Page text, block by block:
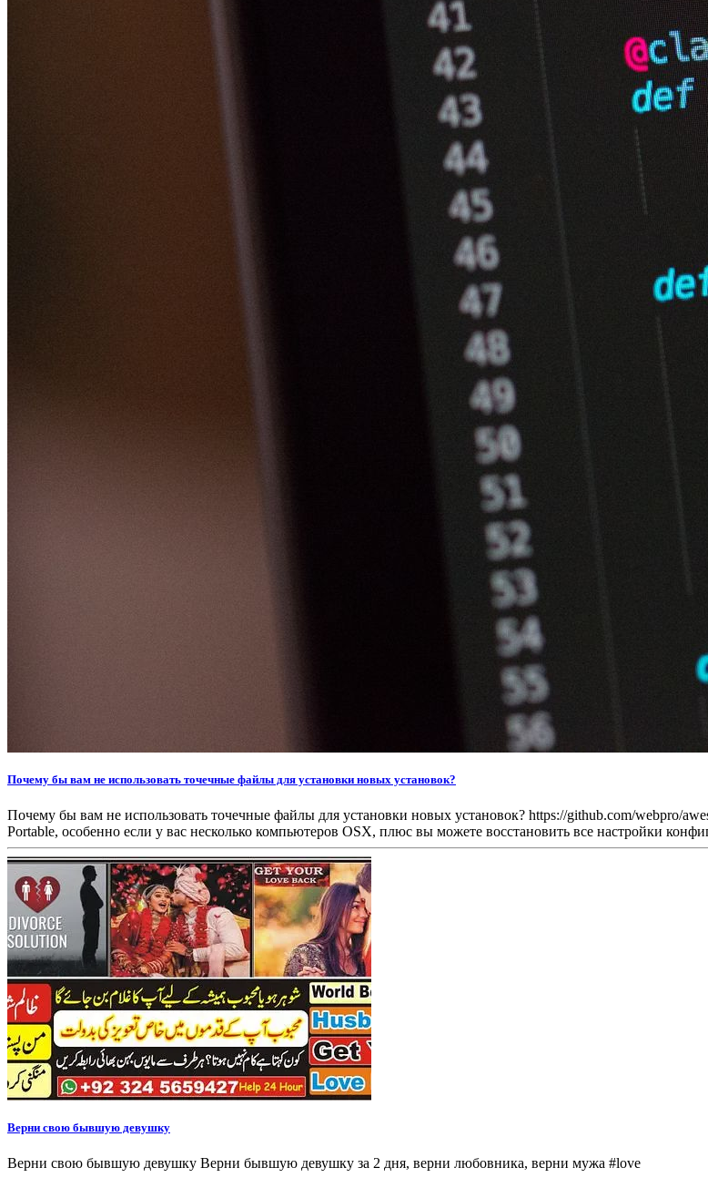
Почему бы вам не использовать точечные файлы для установки новых установок?
Почему бы вам не использовать точечные файлы для установки новых установок? https://github.com/webpro/
Portable, особенно если у вас несколько компьютеров OSX, плюс вы можете восстановить все настройки
Верни свою бывшую девушку
Верни свою бывшую девушку Верни бывшую девушку за 2 дня, верни любовника, верни мужа #love